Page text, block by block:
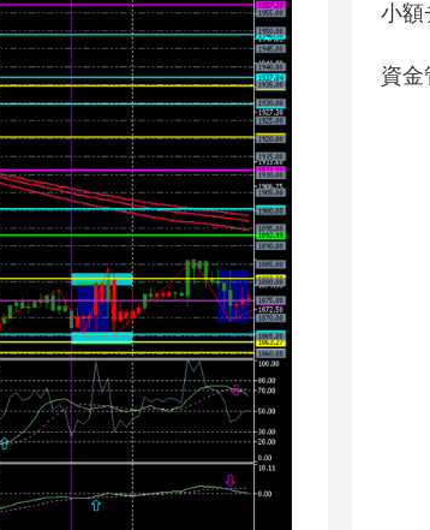
小額
資金